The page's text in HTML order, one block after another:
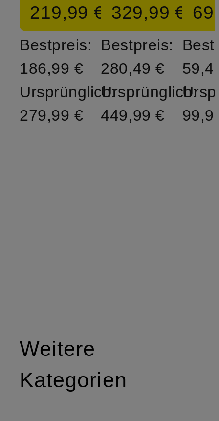
219,99 €
Bestpreis:
186,99 €
Ursprünglich:
279,99 €
329,99 €
Bestpreis:
280,49 €
Ursprünglich:
449,99 €
Weitere
Kategorien